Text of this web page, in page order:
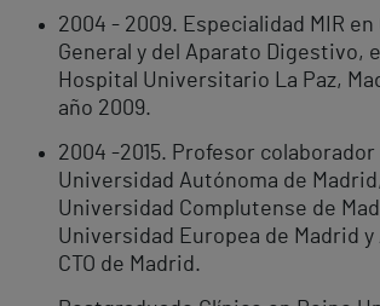
2004 - 2009. Especialidad MIR en
General y del Aparato Digestivo,
Hospital Universitario La Paz,
año 2009.
2004 -2015. Profesor colaborador
Universidad Autónoma de Madrid,
Universidad Complutense de
Universidad Europea de Madrid y
CTO de Madrid.